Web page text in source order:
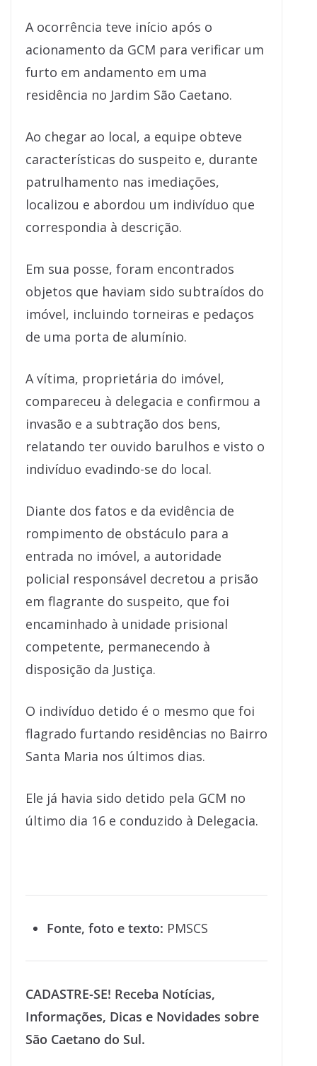
A ocorrência teve início após o
acionamento da GCM para verificar um
furto em andamento em uma
residência no Jardim São Caetano.
Ao chegar ao local, a equipe obteve
características do suspeito e, durante
patrulhamento nas imediações,
localizou e abordou um indivíduo que
correspondia à descrição.
Em sua posse, foram encontrados
objetos que haviam sido subtraídos do
imóvel, incluindo torneiras e pedaços
de uma porta de alumínio.
A vítima, proprietária do imóvel,
compareceu à delegacia e confirmou a
invasão e a subtração dos bens,
relatando ter ouvido barulhos e visto o
indivíduo evadindo-se do local.
Diante dos fatos e da evidência de
rompimento de obstáculo para a
entrada no imóvel, a autoridade
policial responsável decretou a prisão
em flagrante do suspeito, que foi
encaminhado à unidade prisional
competente, permanecendo à
disposição da Justiça.
O indivíduo detido é o mesmo que foi
flagrado furtando residências no Bairro
Santa Maria nos últimos dias.
Ele já havia sido detido pela GCM no
último dia 16 e conduzido à Delegacia.
Fonte, foto e texto: PMSCS
CADASTRE-SE! Receba Notícias,
Informações, Dicas e Novidades sobre
São Caetano do Sul.